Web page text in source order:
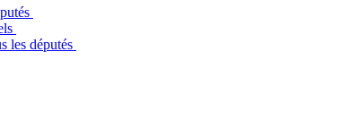
les députés